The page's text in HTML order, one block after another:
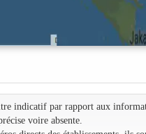
indicatif par rapport aux
voire absente.